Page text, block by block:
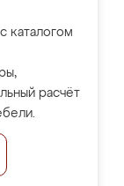
каталогом
расчёт